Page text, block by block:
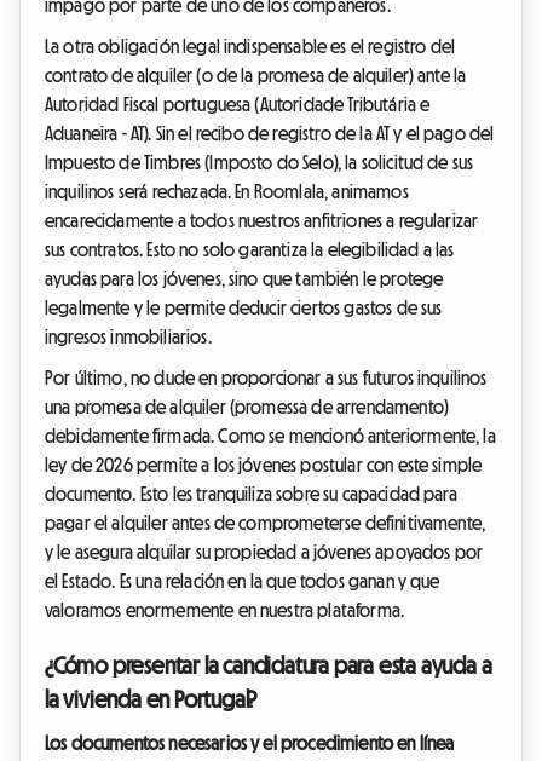
impago por parte de uno de los compañeros.
La otra obligación legal indispensable es el registro del
contrato de alquiler (o de la promesa de alquiler) ante la
Autoridad Fiscal portuguesa (Autoridade Tributária e
Aduaneira - AT). Sin el recibo de registro de la AT y el pago del
Impuesto de Timbres (Imposto do Selo), la solicitud de sus
inquilinos será rechazada. En Roomlala, animamos
encarecidamente a todos nuestros anfitriones a regularizar
sus contratos. Esto no solo garantiza la elegibilidad a las
ayudas para los jóvenes, sino que también le protege
legalmente y le permite deducir ciertos gastos de sus
ingresos inmobiliarios.
Por último, no dude en proporcionar a sus futuros inquilinos
una promesa de alquiler (promessa de arrendamento)
debidamente firmada. Como se mencionó anteriormente, la
ley de 2026 permite a los jóvenes postular con este simple
documento. Esto les tranquiliza sobre su capacidad para
pagar el alquiler antes de comprometerse definitivamente,
y le asegura alquilar su propiedad a jóvenes apoyados por
el Estado. Es una relación en la que todos ganan y que
valoramos enormemente en nuestra plataforma.
¿Cómo presentar la candidatura para esta ayuda a
la vivienda en Portugal?
Los documentos necesarios y el procedimiento en línea